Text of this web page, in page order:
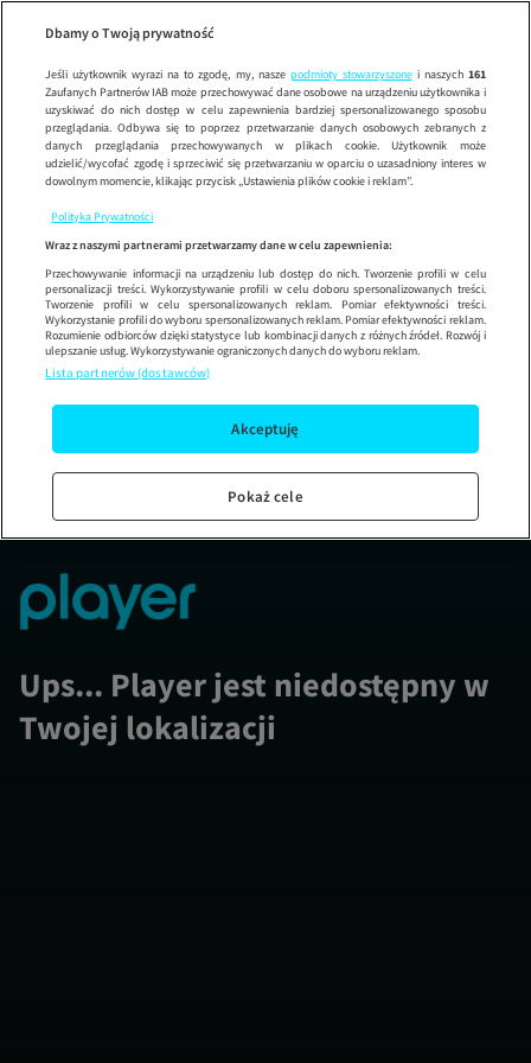
Wypróbuj aplikację mobilną
Korzystaj z łatwiejszej nawigacji i ciesz się szybszym
Ups... Player jest niedostępny w
Twojej lokalizacji
Dbamy o Twoją prywatność
Jeśli użytkownik wyrazi na to zgodę, my, nasze podmioty stowarzyszonei naszych 161
Zaufanych Partnerów IAB może przechowywać dane osobowe na urządzeniu użytkownika i
uzyskiwać do nich dostęp w celu zapewnienia bardziej spersonalizowanego sposobu
przeglądania. Odbywa się to poprzez przetwarzanie danych osobowych zebranych z
danych przeglądania przechowywanych w plikach cookie. Użytkownik może
udzielić/wycofać zgodę i sprzeciwić się przetwarzaniu w oparciu o uzasadniony interes w
dowolnym momencie, klikając przycisk „Ustawienia plików cookie i reklam”.
Polityka Prywatności
Wraz z naszymi partnerami przetwarzamy dane w celu zapewnienia:
Przechowywanie informacji na urządzeniu lub dostęp do nich. Tworzenie profili w celu
personalizacji treści. Wykorzystywanie profili w celu doboru spersonalizowanych treści.
Tworzenie profili w celu spersonalizowanych reklam. Pomiar efektywności treści.
Wykorzystanie profili do wyboru spersonalizowanych reklam. Pomiar efektywności reklam.
Rozumienie odbiorców dzięki statystyce lub kombinacji danych z różnych źródeł. Rozwój i
ulepszanie usług. Wykorzystywanie ograniczonych danych do wyboru reklam.
Lista partnerów (dostawców)
Akceptuję
Pokaż cele